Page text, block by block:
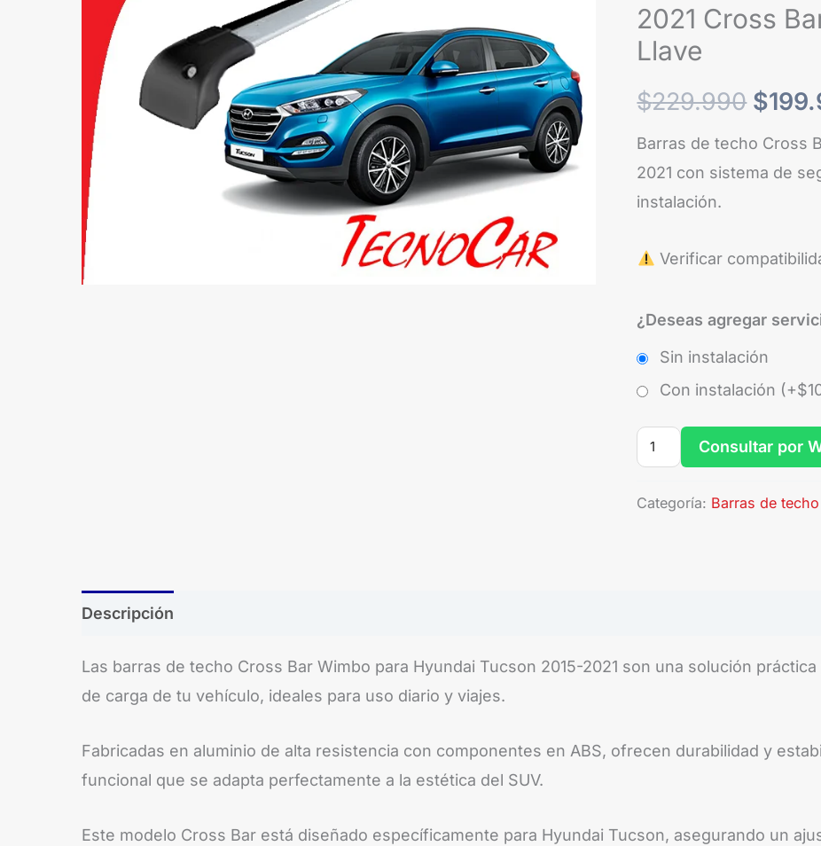
2021 Cross
Llave
$229.990
era:
$
Barras de techo Cross
2021 con sistema de
instalación.
Verificar
¿Deseas agregar
Sin instalación
Con instalación (+$
2021
Cross
Bar
Wimbo
Aluminio
Con
Llave
Consultar por
Categoría: Barras de techo
Descripción
Las barras de techo Cross Bar Wimbo para Hyundai Tucson 2015-2021 son una solución
de carga de tu vehículo, ideales para uso diario y viajes.
Fabricadas en aluminio de alta resistencia con componentes en ABS, ofrecen durabilidad y
funcional que se adapta perfectamente a la estética del SUV.
Este modelo Cross Bar está diseñado específicamente para Hyundai Tucson, asegurando un